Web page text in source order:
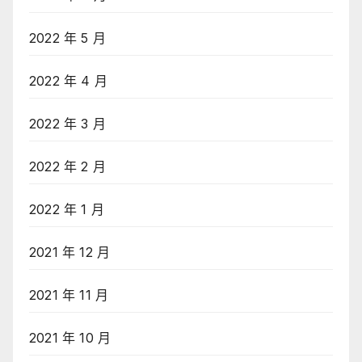
2022 年 5 月
2022 年 4 月
2022 年 3 月
2022 年 2 月
2022 年 1 月
2021 年 12 月
2021 年 11 月
2021 年 10 月